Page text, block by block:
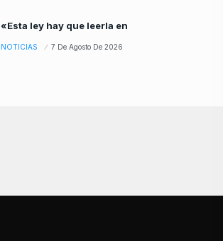
«Esta ley hay que leerla en
NOTICIAS 7 De Agosto De 2026